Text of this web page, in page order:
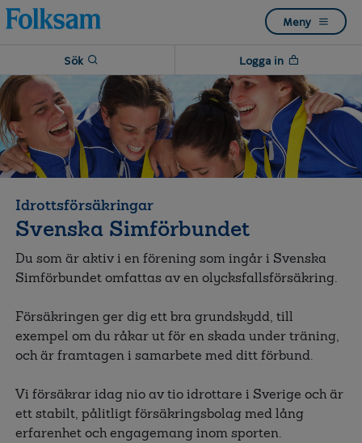
Till
navigation
Till
innehåll
Meny
Sök Logga in
Idrottsförsäkringar
Svenska Simförbundet
Du som är aktiv i en förening som ingår i Svenska
Simförbundet omfattas av en olycksfallsförsäkring.
Försäkringen ger dig ett bra grundskydd, till
exempel om du råkar ut för en skada under träning,
och är framtagen i samarbete med ditt förbund.
Vi försäkrar idag nio av tio idrottare i Sverige och är
ett stabilt, pålitligt försäkringsbolag med lång
erfarenhet och engagemang inom sporten.